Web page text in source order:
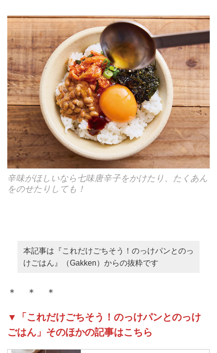
辛味がほしいなら七味唐辛子をかけたり、たくあん
をのせたりしても！
本記事は『これだけごちそう！のっけパンとのっ
けごはん』（Gakken）からの抜粋です
＊ ＊ ＊
▼「これだけごちそう！のっけパンとのっけ
ごはん」そのほかの記事はこちら